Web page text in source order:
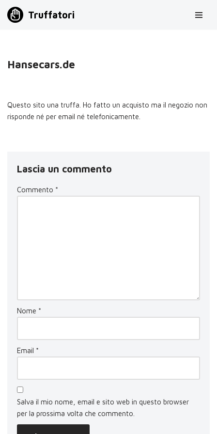
Truffatori
Hansecars.de
Questo sito una truffa. Ho fatto un acquisto ma il negozio non
risponde né per email né telefonicamente.
Lascia un commento
Commento *
Nome *
Email *
Salva il mio nome, email e sito web in questo browser
per la prossima volta che commento.